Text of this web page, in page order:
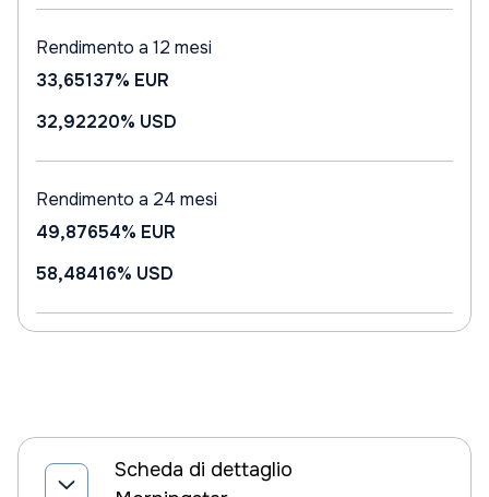
Rendimento a 12 mesi
33,65137% EUR
32,92220% USD
Rendimento a 24 mesi
49,87654% EUR
58,48416% USD
Scheda di dettaglio